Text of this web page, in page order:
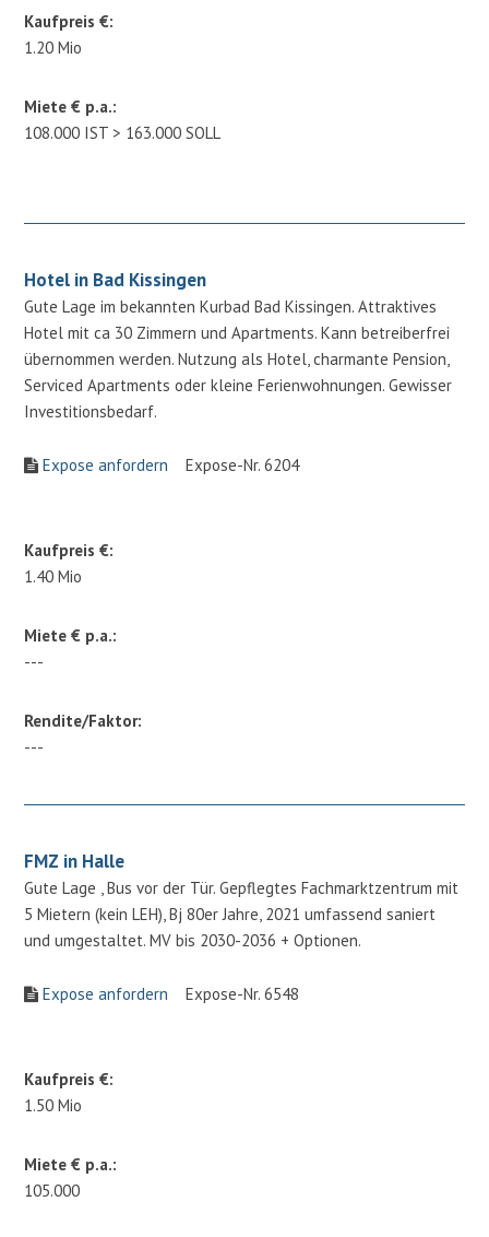
Kaufpreis €:
1.20 Mio
Miete € p.a.:
108.000 IST > 163.000 SOLL
Hotel in Bad Kissingen
Gute Lage im bekannten Kurbad Bad Kissingen. Attraktives
Hotel mit ca 30 Zimmern und Apartments. Kann betreiberfrei
übernommen werden. Nutzung als Hotel, charmante Pension,
Serviced Apartments oder kleine Ferienwohnungen. Gewisser
Investitionsbedarf.
Expose anfordern Expose-Nr. 6204
Kaufpreis €:
1.40 Mio
Miete € p.a.:
---
Rendite/Faktor:
---
FMZ in Halle
Gute Lage , Bus vor der Tür. Gepflegtes Fachmarktzentrum mit
5 Mietern (kein LEH), Bj 80er Jahre, 2021 umfassend saniert
und umgestaltet. MV bis 2030-2036 + Optionen.
Expose anfordern Expose-Nr. 6548
Kaufpreis €:
1.50 Mio
Miete € p.a.:
105.000